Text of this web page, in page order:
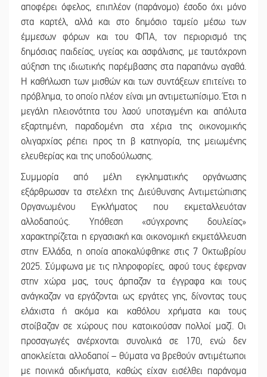
αποφέρει όφελος, επιπλέον (παράνομο) έσοδο όχι μόνο
στα καρτέλ, αλλά και στο δημόσιο ταμείο μέσω των
έμμεσων φόρων και του ΦΠΑ, τον περιορισμό της
δημόσιας παιδείας, υγείας και ασφάλισης, με ταυτόχρονη
αύξηση της ιδιωτικής παρέμβασης στα παραπάνω αγαθά.
Η καθήλωση των μισθών και των συντάξεων επιτείνει το
πρόβλημα, το οποίο πλέον είναι μη αντιμετωπίσιμο. Έτσι η
μεγάλη πλειονότητα του λαού υποταγμένη και απόλυτα
εξαρτημένη, παραδομένη στα χέρια της οικονομικής
ολιγαρχίας ρέπει προς τη β κατηγορία, της μειωμένης
ελευθερίας και της υποδούλωσης.
Συμμορία από μέλη εγκληματικής οργάνωσης
εξάρθρωσαν τα στελέχη της Διεύθυνσης Αντιμετώπισης
Οργανωμένου Εγκλήματος που εκμεταλλευόταν
αλλοδαπούς. Υπόθεση «σύγχρονης δουλείας»
χαρακτηρίζεται η εργασιακή και οικονομική εκμετάλλευση
στην Ελλάδα, η οποία αποκαλύφθηκε στις 7 Οκτωβρίου
2025. Σύμφωνα με τις πληροφορίες, αφού τους έφερναν
στην χώρα μας, τους άρπαζαν τα έγγραφα και τους
ανάγκαζαν να εργάζονται ως εργάτες γης, δίνοντας τους
ελάχιστα ή ακόμα και καθόλου χρήματα και τους
στοίβαζαν σε χώρους που κατοικούσαν πολλοί μαζί. Οι
προσαγωγές ανέρχονται συνολικά σε 170, ενώ δεν
αποκλείεται αλλοδαποί – θύματα να βρεθούν αντιμέτωποι
με ποινικά αδικήματα, καθώς είχαν εισέλθει παράνομα